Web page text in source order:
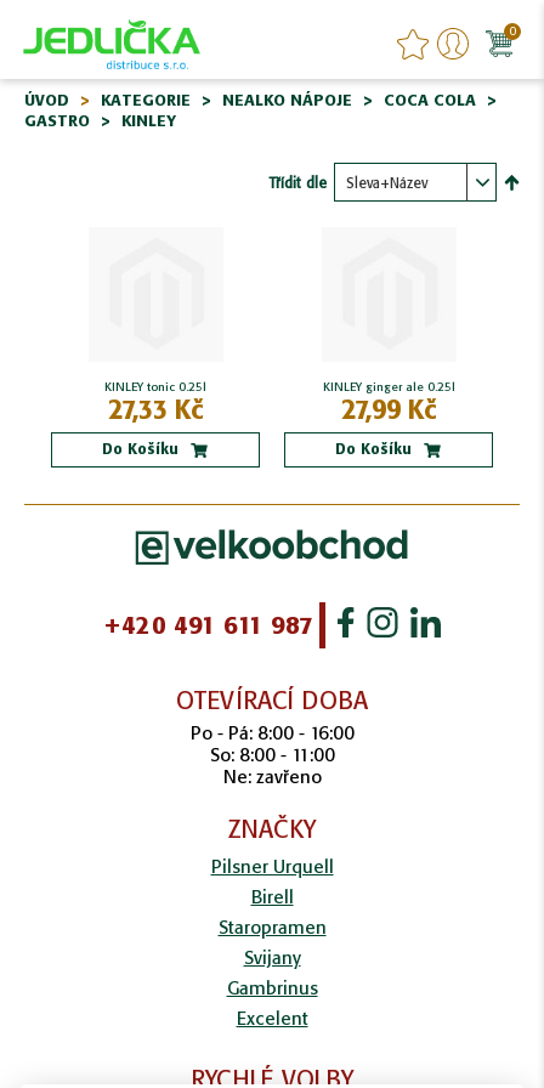
0
ÚVOD KATEGORIE NEALKO NÁPOJE
COCA COLA
GASTRO
KINLEY
Třídit dle
KINLEY tonic 0.25l
27,33 Kč
Do Košíku
KINLEY ginger ale 0.25l
27,99 Kč
Do Košíku
+420 491 611 987
OTEVÍRACÍ DOBA
Po - Pá: 8:00 - 16:00
So: 8:00 - 11:00
Ne: zavřeno
ZNAČKY
Pilsner Urquell
Birell
Staropramen
Svijany
Gambrinus
Excelent
RYCHLÉ VOLBY